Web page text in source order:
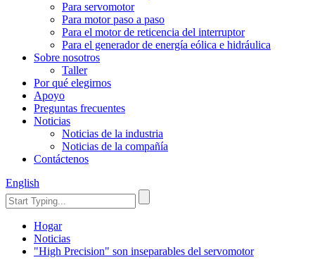
Para servomotor
Para motor paso a paso
Para el motor de reticencia del interruptor
Para el generador de energía eólica e hidráulica
Sobre nosotros
Taller
Por qué elegirnos
Apoyo
Preguntas frecuentes
Noticias
Noticias de la industria
Noticias de la compañía
Contáctenos
English
Hogar
Noticias
"High Precision" son inseparables del servomotor